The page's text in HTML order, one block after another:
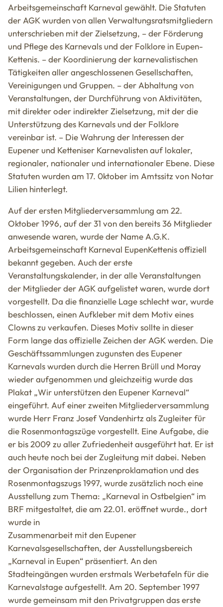
Arbeitsgemeinschaft Karneval gewählt. Die Statuten
der AGK wurden von allen Verwaltungsratsmitgliedern
unterschrieben mit der Zielsetzung, – der Förderung
und Pflege des Karnevals und der Folklore in Eupen-
Kettenis. – der Koordinierung der karnevalistischen
Tätigkeiten aller angeschlossenen Gesellschaften,
Vereinigungen und Gruppen. – der Abhaltung von
Veranstaltungen, der Durchführung von Aktivitäten,
mit direkter oder indirekter Zielsetzung, mit der die
Unterstützung des Karnevals und der Folklore
vereinbar ist. – Die Wahrung der Interessen der
Eupener und Ketteniser Karnevalisten auf lokaler,
regionaler, nationaler und internationaler Ebene. Diese
Statuten wurden am 17. 0ktober im Amtssitz von Notar
Lilien hinterlegt.
Auf der ersten Mitgliederversammlung am 22.
Oktober 1996, auf der 31 von den bereits 36 Mitglieder
anwesende waren, wurde der Name A.G.K.
Arbeitsgemeinschaft Karneval EupenKettenis offiziell
bekannt gegeben. Auch der erste
Veranstaltungskalender, in der alle Veranstaltungen
der Mitglieder der AGK aufgelistet waren, wurde dort
vorgestellt. Da die finanzielle Lage schlecht war, wurde
beschlossen, einen Aufkleber mit dem Motiv eines
Clowns zu verkaufen. Dieses Motiv sollte in dieser
Form lange das offizielle Zeichen der AGK werden. Die
Geschäftssammlungen zugunsten des Eupener
Karnevals wurden durch die Herren Brüll und Moray
wieder aufgenommen und gleichzeitig wurde das
Plakat „Wir unterstützen den Eupener Karneval“
eingeführt. Auf einer zweiten Mitgliederversammlung
wurde Herr Franz Josef Vandenhirtz als Zugleiter für
die Rosenmontagszüge vorgestellt. Eine Aufgabe, die
er bis 2009 zu aller Zufriedenheit ausgeführt hat. Er ist
auch heute noch bei der Zugleitung mit dabei. Neben
der Organisation der Prinzenproklamation und des
Rosenmontagszugs 1997, wurde zusätzlich noch eine
Ausstellung zum Thema: „Karneval in Ostbelgien“ im
BRF mitgestaltet, die am 22.01. eröffnet wurde., dort
wurde in
Zusammenarbeit mit den Eupener
Karnevalsgesellschaften, der Ausstellungsbereich
„Karneval in Eupen“ präsentiert. An den
Stadteingängen wurden erstmals Werbetafeln für die
Karnevalstage aufgestellt. Am 20. September 1997
wurde gemeinsam mit den Privatgruppen das erste